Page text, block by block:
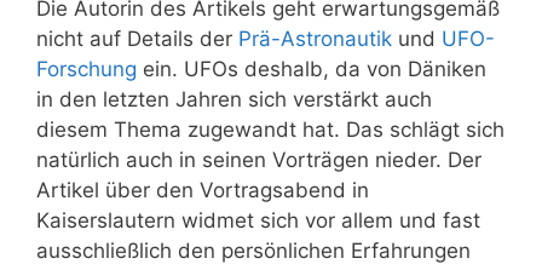
Die Autorin des Artikels geht erwartungsgemäß
nicht auf Details der Prä-Astronautik und UFO-
Forschung ein. UFOs deshalb, da von Däniken
in den letzten Jahren sich verstärkt auch
diesem Thema zugewandt hat. Das schlägt sich
natürlich auch in seinen Vorträgen nieder. Der
Artikel über den Vortragsabend in
Kaiserslautern widmet sich vor allem und fast
ausschließlich den persönlichen Erfahrungen